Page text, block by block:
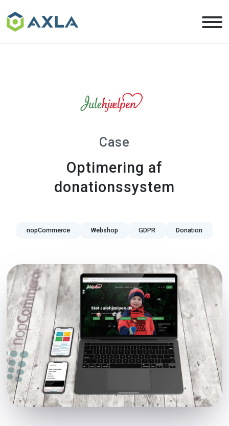
the
content
Case
Optimering af
donationssystem
nopCommerce Webshop GDPR Donation